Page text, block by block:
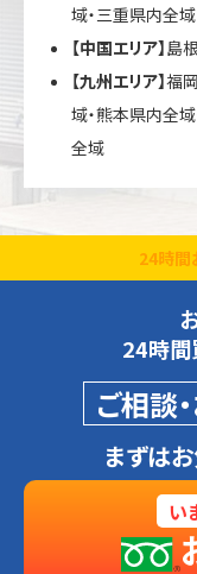
域・三重県内全域
【中国エリア】島
【九州エリア】福
域・熊本県内全
全域
24時間
24時間
ご相談
まずは
い